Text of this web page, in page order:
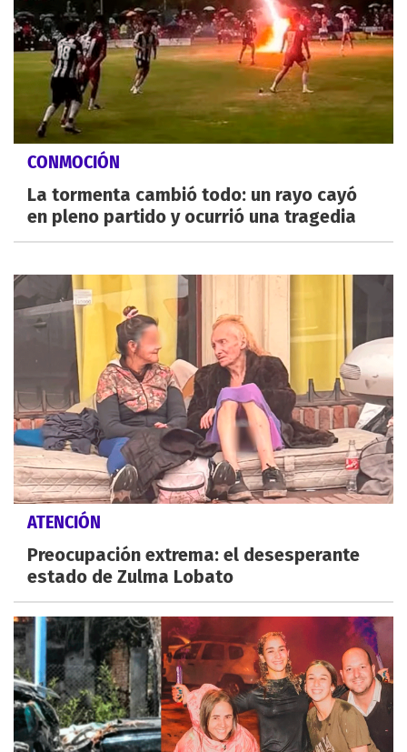
CONMOCIÓN
La tormenta cambió todo: un rayo cayó
en pleno partido y ocurrió una tragedia
ATENCIÓN
Preocupación extrema: el desesperante
estado de Zulma Lobato